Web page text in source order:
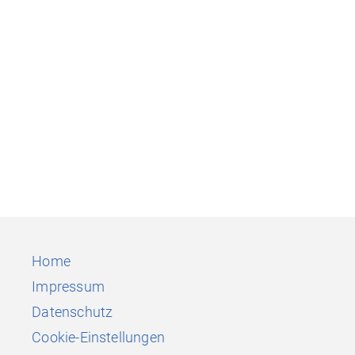
Home
Impressum
Datenschutz
Cookie-Einstellungen